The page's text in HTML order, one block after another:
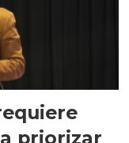
priorizar